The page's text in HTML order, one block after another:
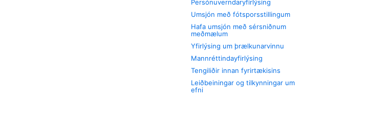
Persónuverndaryfirlýsing
Umsjón með fótsporsstillingum
Hafa umsjón með sérsniðnum
meðmælum
Yfirlýsing um þrælkunarvinnu
Mannréttindayfirlýsing
Tengiliðir innan fyrirtækisins
Leiðbeiningar og tilkynningar um
efni